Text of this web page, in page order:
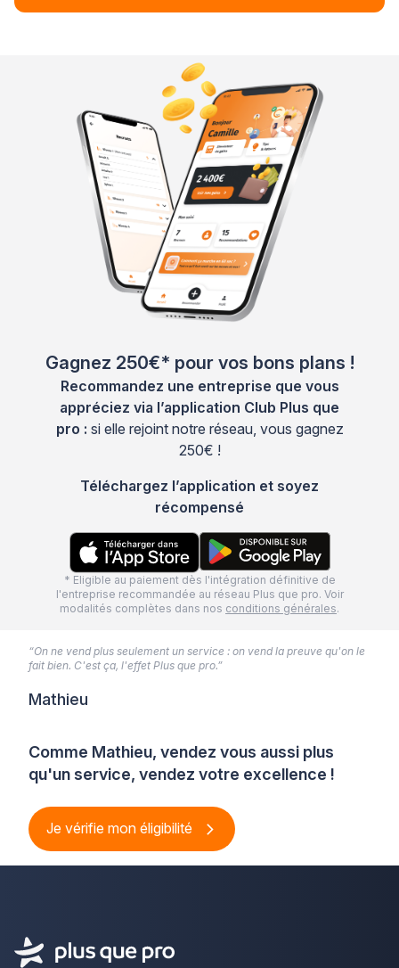
Gagnez 250€* pour vos bons plans !
Recommandez une entreprise que vous
appréciez via l’application Club Plus que
pro : si elle rejoint notre réseau, vous gagnez
250€ !
Téléchargez l’application et soyez
récompensé
* Eligible au paiement dès l'intégration définitive de
l'entreprise recommandée au réseau Plus que pro. Voir
modalités complètes dans nos conditions générales.
Comme Mathieu, vendez vous aussi plus
qu'un service, vendez votre excellence !
Je vérifie mon éligibilité
“On ne vend plus seulement un service : on vend la preuve qu'on le
fait bien. C'est ça, l'effet Plus que pro.”
Mathieu